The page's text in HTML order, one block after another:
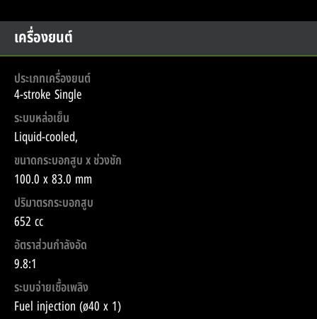
เครื่องยนต์
ประเภทเครื่องยนต์
4-stroke Single
ระบบหล่อเย็น
Liquid-cooled,
ขนาดกระบอกสูบ x ช่วงชัก
100.0 x 83.0 mm
ปริมาตรกระบอกสูบ
652 cc
อัตราส่วนกำลังอัด
9.8:1
ระบบจ่ายเชื้อเพลิง
Fuel injection (ø40 x 1)